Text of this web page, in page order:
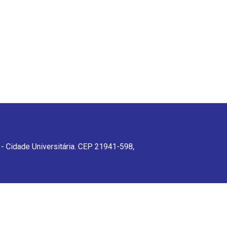
Cidade Universitária. CEP 21941-598,